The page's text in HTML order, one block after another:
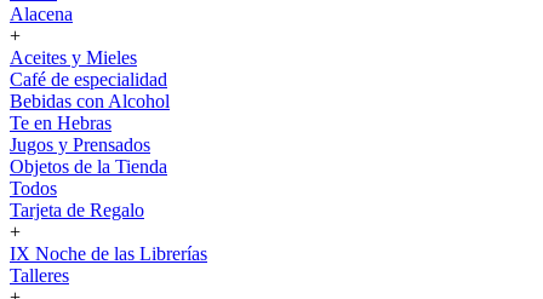
Alacena
+
Aceites y Mieles
Café de especialidad
Bebidas con Alcohol
Te en Hebras
Jugos y Prensados
Objetos de la Tienda
Todos
Tarjeta de Regalo
+
IX Noche de las Librerías
Talleres